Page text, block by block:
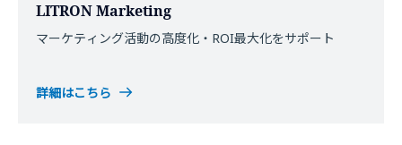
LITRON Marketing
マーケティング活動の高度化・ROI最大化をサポート
詳細はこちら